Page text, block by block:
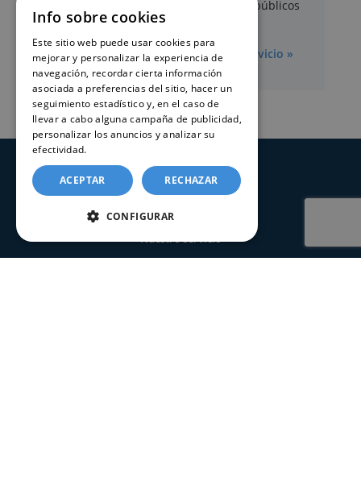
exclusivamente por los organismos públicos
correspondientes.
Más información sobre nuestro servicio »
SERVICIOS
Registros Civiles España
Contacte con nosotros
Info sobre cookies
Este sitio web puede usar cookies para
mejorar y personalizar la experiencia de
navegación, recordar cierta información
asociada a preferencias del sitio, hacer un
seguimiento estadístico y, en el caso de
llevar a cabo alguna campaña de publicidad,
personalizar los anuncios y analizar su
efectividad.
ACEPTAR RECHAZAR
CONFIGURAR